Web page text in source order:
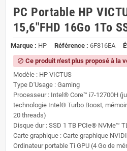
PC Portable HP
15,6"FHD 16Go 1To
Marque : HP Référence : 6F816EA
block Ce produit n'est plus proposé à la
Modèle : HP VICTUS
Type D'Usage : Gaming
Processeur : Intel® Core™ i7-12700H
technologie Intel® Turbo Boost,
20 threads)
Disque dur : SSD 1 TB PCIe® NVMe™
Carte graphique : Carte graphique
Ordinateur portable Ti GPU (4 Go de